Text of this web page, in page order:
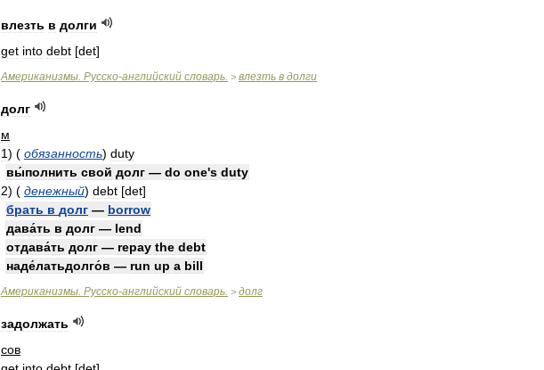
влезть в долги
get into debt [det]
Американизмы. Русско-английский словарь. > влезть в долги
долг
м
1) ( обязанность) duty
вы́полнить свой долг — do one's duty
2) ( денежный) debt [det]
брать в долг — borrow
дава́ть в долг — lend
отдава́ть долг — repay the debt
наде́латьдолго́в — run up a bill
Американизмы. Русско-английский словарь. > долг
задолжать
сов